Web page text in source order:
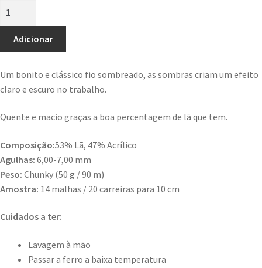
Adicionar
Um bonito e clássico fio sombreado, as sombras criam um efeito
claro e escuro no trabalho.
Quente e macio graças a boa percentagem de lã que tem.
Composição:53% Lã, 47% Acrílico
Agulhas: 6,00-7,00 mm
Peso: Chunky (50 g / 90 m)
Amostra: 14 malhas / 20 carreiras para 10 cm
Cuidados a ter:
Lavagem à mão
Passar a ferro a baixa temperatura